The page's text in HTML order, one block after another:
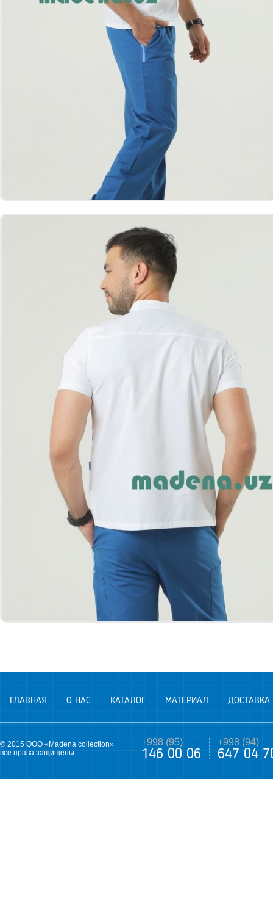
ГЛАВНАЯ О НАС КАТАЛОГ МАТЕРИАЛ ДОСТАВКА
© 2015 ООО «Madena collection»
все права защищены
+998 (95)
146 00 06
+998 (94)
647 04